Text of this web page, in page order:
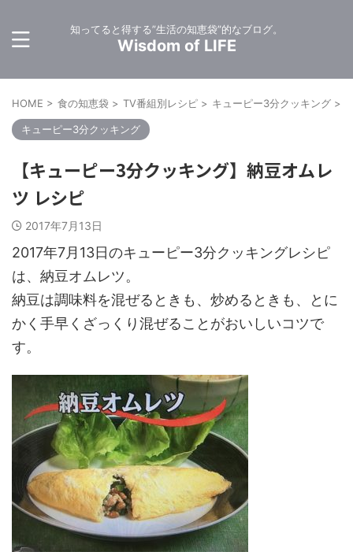
知ってると得する”生活の知恵袋”的なブログ。
Wisdom of LIFE
HOME > 食の知恵袋 > TV番組別レシピ > キューピー3分クッキング >
キューピー3分クッキング
【キューピー3分クッキング】納豆オムレ
ツ レシピ
2017年7月13日
2017年7月13日のキューピー3分クッキングレシピ
は、納豆オムレツ。
納豆は調味料を混ぜるときも、炒めるときも、とに
かく手早くざっくり混ぜることがおいしいコツで
す。